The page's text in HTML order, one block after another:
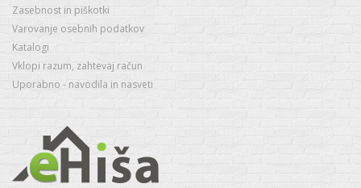
Zasebnost in piškotki
Varovanje osebnih podatkov
Katalogi
Vklopi razum, zahtevaj račun
Uporabno - navodila in nasveti